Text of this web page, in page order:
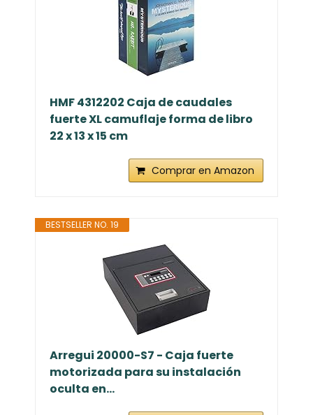
HMF 4312202 Caja de caudales
fuerte XL camuflaje forma de libro
22 x 13 x 15 cm
Comprar en Amazon
BESTSELLER NO. 19
Arregui 20000-S7 - Caja fuerte
motorizada para su instalación
oculta en...